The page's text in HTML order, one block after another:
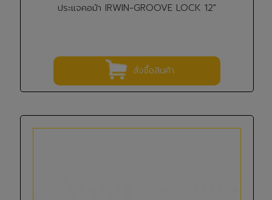
ประแจคอม้า IRWIN-GROOVE LOCK 12"
สั่งซื้อสินค้า